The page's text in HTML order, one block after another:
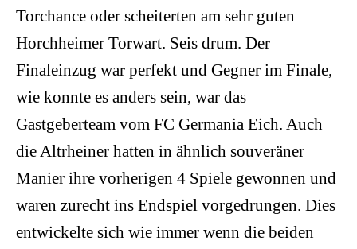
Torchance oder scheiterten am sehr guten
Horchheimer Torwart. Seis drum. Der
Finaleinzug war perfekt und Gegner im Finale,
wie konnte es anders sein, war das
Gastgeberteam vom FC Germania Eich. Auch
die Altrheiner hatten in ähnlich souveräner
Manier ihre vorherigen 4 Spiele gewonnen und
waren zurecht ins Endspiel vorgedrungen. Dies
entwickelte sich wie immer wenn die beiden